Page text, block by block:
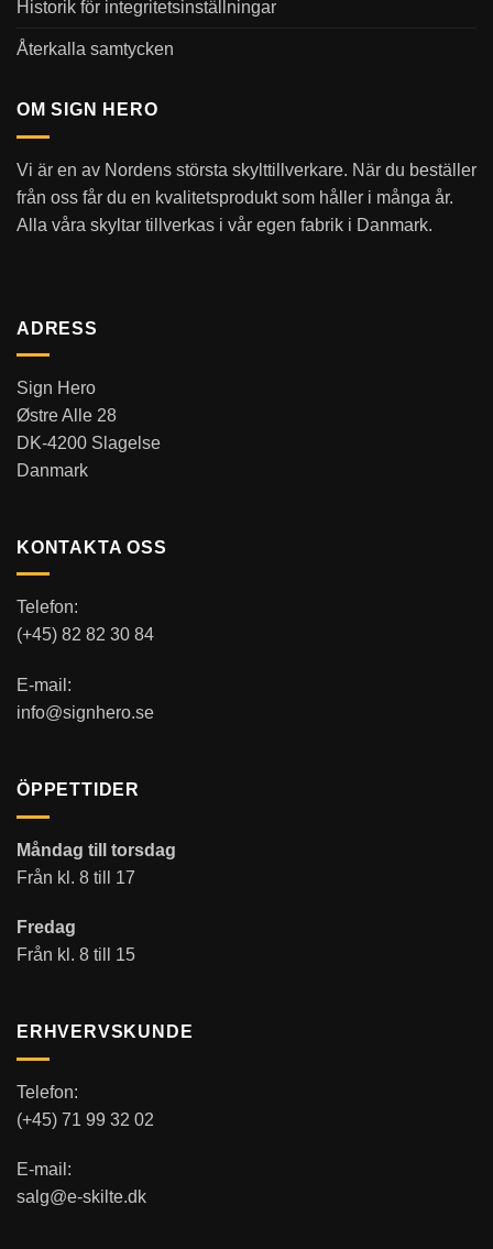
Historik för integritetsinställningar
Återkalla samtycken
OM SIGN HERO
Vi är en av Nordens största skylttillverkare. När du beställer
från oss får du en kvalitetsprodukt som håller i många år.
Alla våra skyltar tillverkas i vår egen fabrik i Danmark.
ADRESS
Sign Hero
Østre Alle 28
DK-4200 Slagelse
Danmark
KONTAKTA OSS
Telefon:
(+45) 82 82 30 84
E-mail:
info@signhero.se
ÖPPETTIDER
Måndag till torsdag
Från kl. 8 till 17
Fredag
Från kl. 8 till 15
ERHVERVSKUNDE
Telefon:
(+45) 71 99 32 02
E-mail:
salg@e-skilte.dk